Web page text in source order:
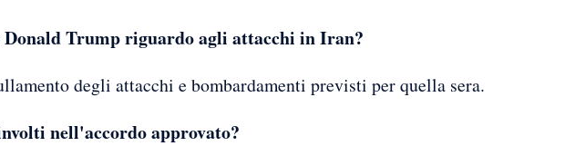
Donald Trump riguardo agli attacchi in Iran?
degli attacchi e bombardamenti previsti per quella sera.
nell'accordo approvato?